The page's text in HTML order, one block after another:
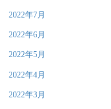
2022年7月
2022年6月
2022年5月
2022年4月
2022年3月